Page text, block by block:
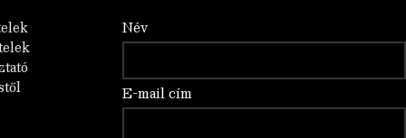
Név
E-mail cím